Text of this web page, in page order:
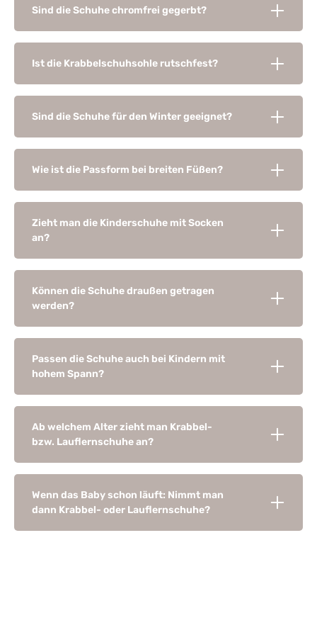
Sind die Schuhe chromfrei gegerbt?
Ist die Krabbelschuhsohle rutschfest?
Sind die Schuhe für den Winter geeignet?
Wie ist die Passform bei breiten Füßen?
Zieht man die Kinderschuhe mit Socken
an?
Können die Schuhe draußen getragen
werden?
Passen die Schuhe auch bei Kindern mit
hohem Spann?
Ab welchem Alter zieht man Krabbel-
bzw. Lauflernschuhe an?
Wenn das Baby schon läuft: Nimmt man
dann Krabbel- oder Lauflernschuhe?